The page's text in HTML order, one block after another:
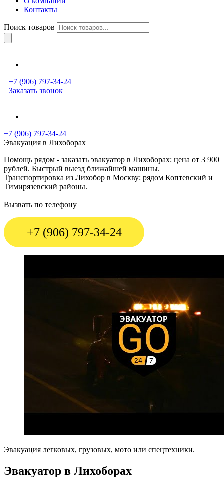
Контакты
Поиск товаров
+7 (906) 797-34-24
Заказать звонок
+7 (906) 797-34-24
Эвакуация в Лихоборах
Помощь рядом - заказать эвакуатор в Лихоборах: цена от 3 900
рублей. Быстрый выезд ближайшей машины.
Транспортировка из Лихобор в Москву: рядом Коптевский и
Тимирязевский районы.
Вызвать по телефону
+7 (906) 797-34-24
Эвакуация легковых, грузовых, мото или спецтехники.
Эвакуатор в Лихоборах